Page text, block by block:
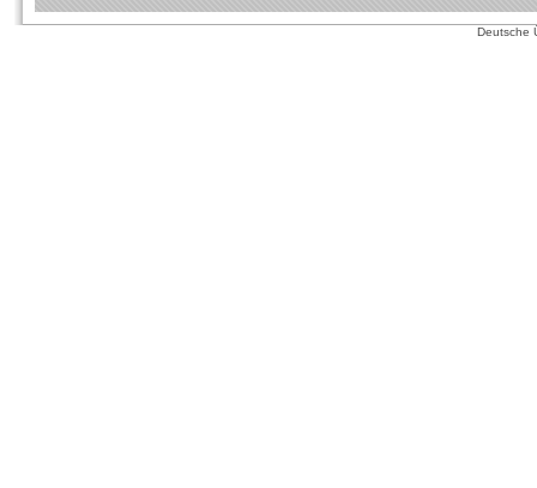
Deutsche